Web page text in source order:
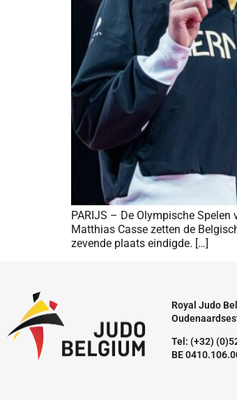
PARIJS – De Olympische
Matthias Casse zetten de
zevende plaats eindigde. […]
Royal Judo
Tel: (+32)
BE